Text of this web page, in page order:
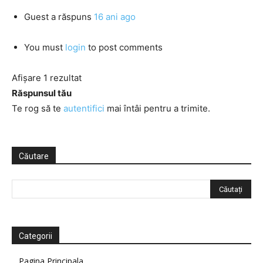
Guest a răspuns 16 ani ago
You must login to post comments
Afișare 1 rezultat
Răspunsul tău
Te rog să te autentifici mai întâi pentru a trimite.
Căutare
Categorii